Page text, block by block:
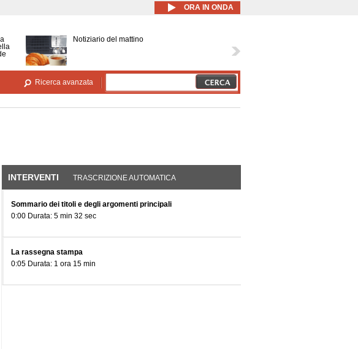
principale ORA IN ONDA
Notiziario del mattino
Ricerca avanzata
INTERVENTI (SCHEDA ATTIVA)
TRASCRIZIONE AUTOMATICA
Sommario dei titoli e degli argomenti principali
0:00 Durata: 5 min 32 sec
La rassegna stampa
0:05 Durata: 1 ora 15 min